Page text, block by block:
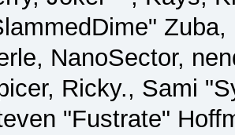
NanoSector,
Ricky., Sami
"Fustrate"